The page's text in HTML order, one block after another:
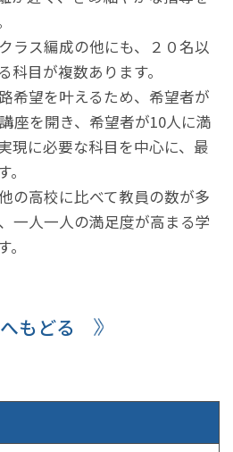
ラス編成の他にも、２０名以
科目が複数あります。
希望を叶えるため、希望者が
座を開き、希望者が10人に満
現に必要な科目を中心に、最
の高校に比べて教員の数が多
一人一人の満足度が高まる学
もどる